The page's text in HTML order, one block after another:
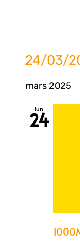
24/03/
une
date.
mars 2025
lun
24